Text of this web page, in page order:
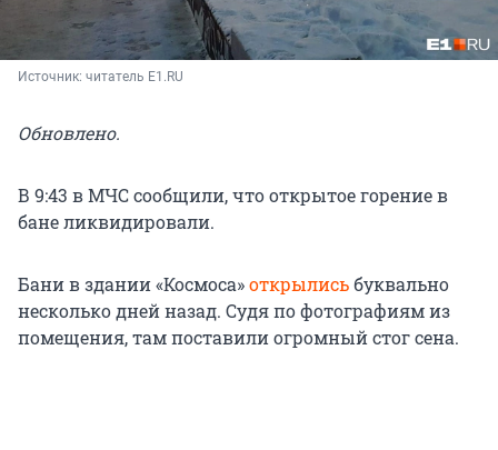
Источник: читатель E1.RU
Обновлено.
В 9:43 в МЧС сообщили, что открытое горение в
бане ликвидировали.
Бани в здании «Космоса»открылисьбуквально
несколько дней назад. Судя по фотографиям из
помещения, там поставили огромный стог сена.